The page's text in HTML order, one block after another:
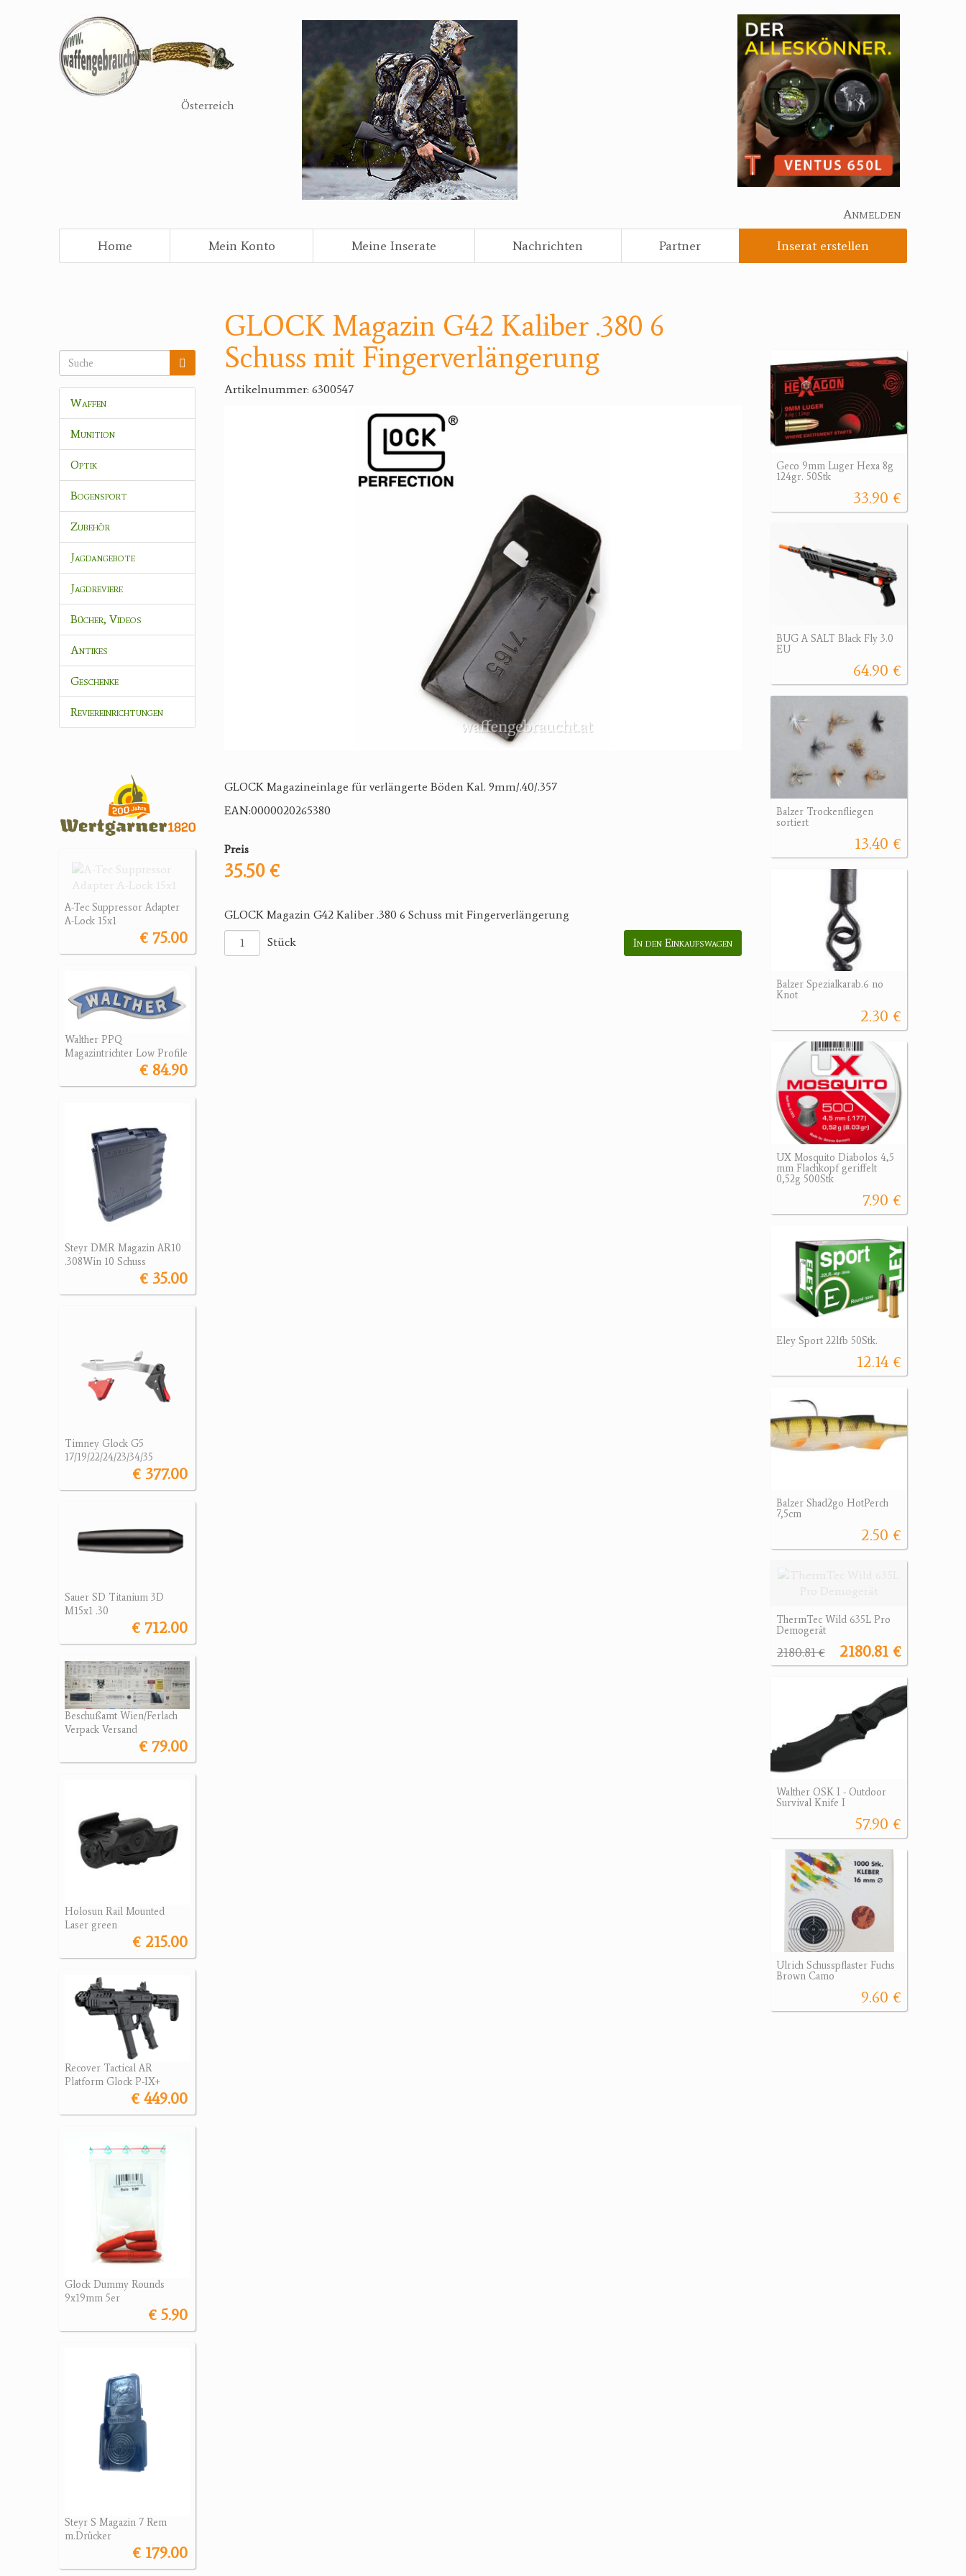
Österreich
Anmelden
Home
Mein Konto Meine Inserate Nachrichten Partner Inserat erstellen
Waffen
Munition
Optik
Bogensport
Zubehör
Jagdangebote
Jagdreviere
Bücher, Videos
Antikes
Geschenke
Reviereinrichtungen
A-Tec Suppressor Adapter
A-Lock 15x1
€ 75.00
Walther PPQ
Magazintrichter Low Profile
€ 84.90
Steyr DMR Magazin AR10
.308Win 10 Schuss
€ 35.00
Timney Glock G5
17/19/22/24/23/34/35
€ 377.00
Sauer SD Titanium 3D
M15x1 .30
€ 712.00
Beschußamt Wien/Ferlach
Verpack Versand
€ 79.00
Holosun Rail Mounted
Laser green
€ 215.00
Recover Tactical AR
Platform Glock P-IX+
€ 449.00
Glock Dummy Rounds
9x19mm 5er
€ 5.90
Steyr S Magazin 7 Rem
m.Drücker
€ 179.00
GLOCK Magazin G42 Kaliber .380 6
Schuss mit Fingerverlängerung
Artikelnummer: 6300547
GLOCK Magazineinlage für verlängerte Böden Kal. 9mm/.40/.357
EAN:0000020265380
Preis
35.50 €
GLOCK Magazin G42 Kaliber .380 6 Schuss mit Fingerverlängerung
Stück
In den Einkaufswagen
Geco 9mm Luger Hexa 8g
124gr. 50Stk
33.90 €
BUG A SALT Black Fly 3.0
EU
64.90 €
Balzer Trockenfliegen
sortiert
13.40 €
Balzer Spezialkarab.6 no
Knot
2.30 €
UX Mosquito Diabolos 4,5
mm Flachkopf geriffelt
0,52g 500Stk
7.90 €
Eley Sport 22lfb 50Stk.
12.14 €
Balzer Shad2go HotPerch
7,5cm
2.50 €
ThermTec Wild 635L Pro
Demogerät
2180.81 €
2180.81 €
Walther OSK I - Outdoor
Survival Knife I
57.90 €
Ulrich Schusspflaster Fuchs
Brown Camo
9.60 €